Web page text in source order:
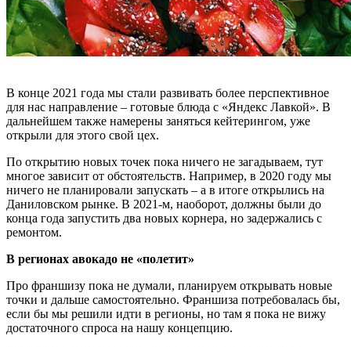
В конце 2021 года мы стали развивать более перспективное
для нас направление – готовые блюда с «Яндекс Лавкой». В
дальнейшем также намерены заняться кейтерингом, уже
открыли для этого свой цех.
По открытию новых точек пока ничего не загадываем, тут
многое зависит от обстоятельств. Например, в 2020 году мы
ничего не планировали запускать – а в итоге открылись на
Даниловском рынке. В 2021-м, наоборот, должны были до
конца года запустить два новых корнера, но задержались с
ремонтом.
В регионах авокадо не «полетит»
Про франшизу пока не думали, планируем открывать новые
точки и дальше самостоятельно. Франшиза потребовалась бы,
если бы мы решили идти в регионы, но там я пока не вижу
достаточного спроса на нашу концепцию.